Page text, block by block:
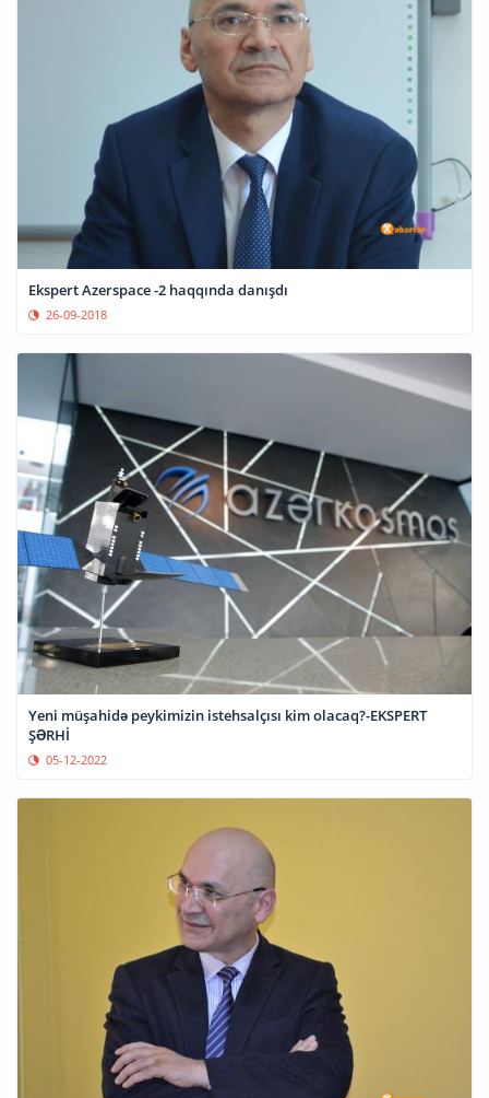
Ekspert Azerspace -2 haqqında danışdı
26-09-2018
Yeni müşahidə peykimizin istehsalçısı kim olacaq?-EKSPERT
ŞƏRHİ
05-12-2022